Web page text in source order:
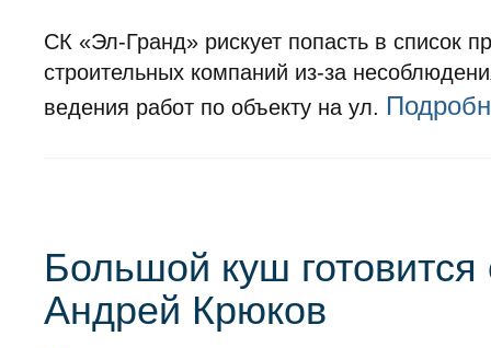
СК «Эл-Гранд» рискует попасть в список
строительных компаний из-за
ведения работ по объекту на ул.
Большой куш готовится
Андрей Крюков